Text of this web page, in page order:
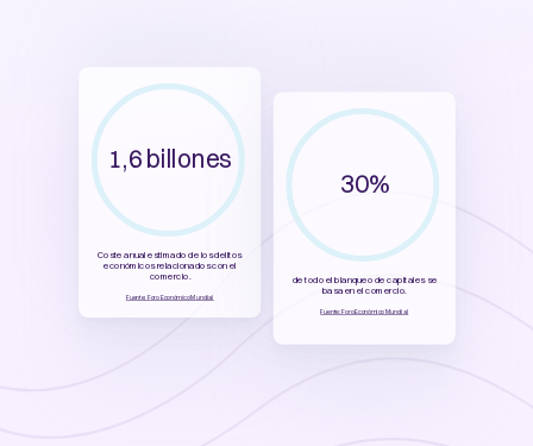
1,6 billones
Coste anual estimado de los delitos
económicos relacionados con el
comercio.
Fuente: Foro Económico Mundial
30%
de todo el blanqueo de capitales se
basa en el comercio.
Fuente: Foro Económico Mundial